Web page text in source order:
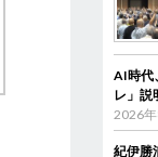
AI時代
レ」説
2026
紀伊勝